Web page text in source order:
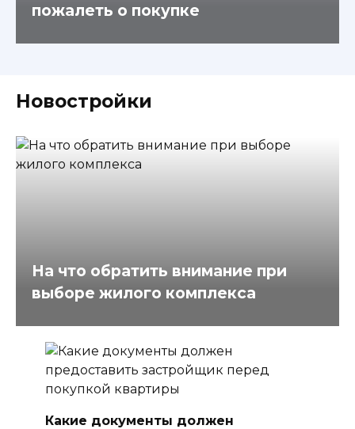
пожалеть о покупке
Новостройки
На что обратить внимание при
выборе жилого комплекса
Какие документы должен